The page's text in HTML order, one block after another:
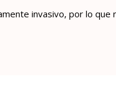
invasivo, por lo que